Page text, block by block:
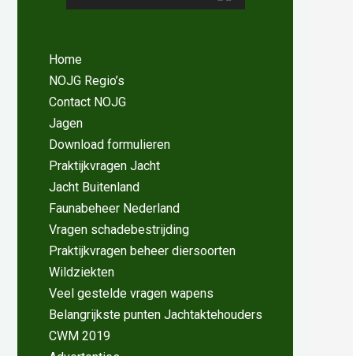
Home
NOJG Regio’s
Contact NOJG
Jagen
Download formulieren
Praktijkvragen Jacht
Jacht Buitenland
Faunabeheer Nederland
Vragen schadebestrijding
Praktijkvragen beheer diersoorten
Wildziekten
Veel gestelde vragen wapens
Belangrijkste punten Jachtaktehouders
CWM 2019